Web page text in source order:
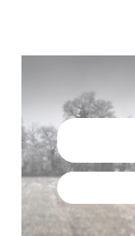
Prix de la
Sénatrice
Nowhere